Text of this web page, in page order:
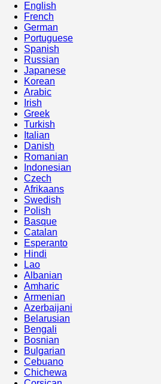
English
French
German
Portuguese
Spanish
Russian
Japanese
Korean
Arabic
Irish
Greek
Turkish
Italian
Danish
Romanian
Indonesian
Czech
Afrikaans
Swedish
Polish
Basque
Catalan
Esperanto
Hindi
Lao
Albanian
Amharic
Armenian
Azerbaijani
Belarusian
Bengali
Bosnian
Bulgarian
Cebuano
Chichewa